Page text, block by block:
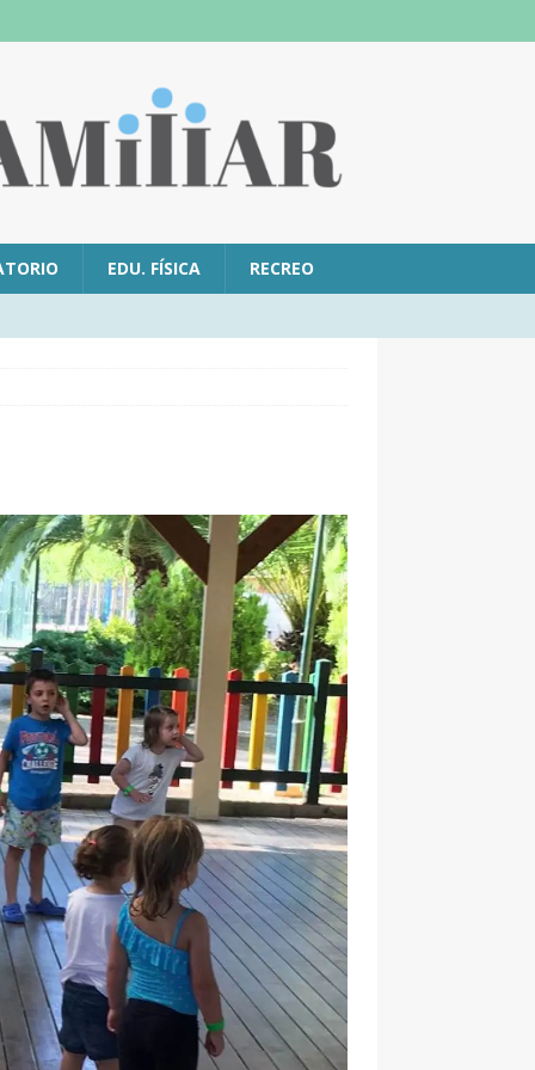
EDU. FÍSICA RECREO